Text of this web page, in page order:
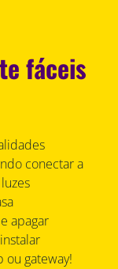
fáceis
conectar a
apagar
ou gateway!